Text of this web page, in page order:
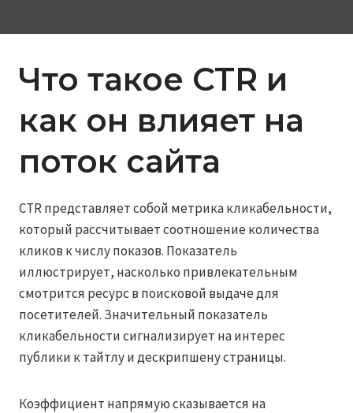
Что такое CTR и
как он влияет на
поток сайта
CTR представляет собой метрика кликабельности,
который рассчитывает соотношение количества
кликов к числу показов. Показатель
иллюстрирует, насколько привлекательным
смотрится ресурс в поисковой выдаче для
посетителей. Значительный показатель
кликабельности сигнализирует на интерес
публики к тайтлу и дескрипшену страницы.
Коэффициент напрямую сказывается на